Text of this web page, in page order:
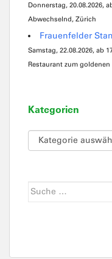
Donnerstag, 20.08.2026,
Abwechselnd, Zürich
Frauenfelder
Samstag, 22.08.2026, ab
Restaurant zum goldenen
Kategorien
Kategorien
Suche